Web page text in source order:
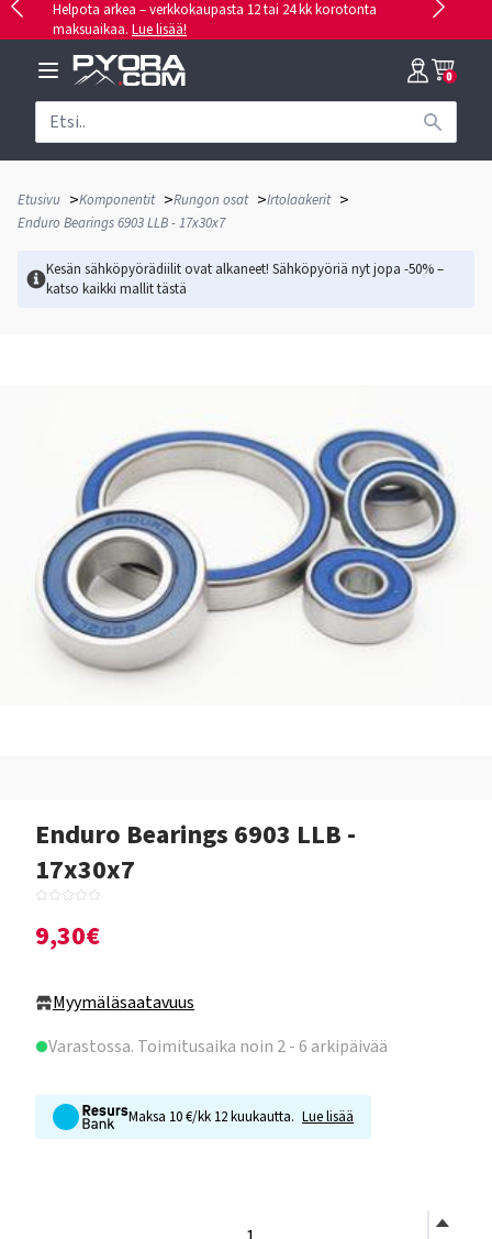
Helpota arkea – verkkokaupasta 12 tai 24 kk korotonta
maksuaikaa. Lue lisää!
0
Etusivu >Komponentit >Rungon osat >Irtolaakerit >
Enduro Bearings 6903 LLB - 17x30x7
Kesän sähköpyörädiilit ovat alkaneet! Sähköpyöriä nyt jopa -50% –
katso kaikki mallittästä
Enduro Bearings 6903 LLB -
17x30x7
9,30€
Myymäläsaatavuus
Varastossa. Toimitusaika noin 2 - 6 arkipäivää
Maksa 10 €/kk 12 kuukautta. Lue lisää